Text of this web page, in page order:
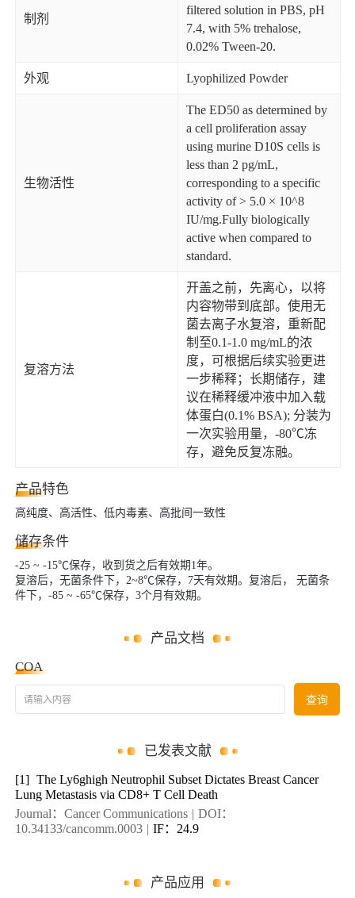
制剂
filtered solution in PBS, pH
7.4, with 5% trehalose,
0.02% Tween-20.
外观 Lyophilized Powder
生物活性
The ED50 as determined by
a cell proliferation assay
using murine D10S cells is
less than 2 pg/mL,
corresponding to a specific
activity of > 5.0 × 10^8
IU/mg.Fully biologically
active when compared to
standard.
复溶方法
开盖之前，先离心，以将
内容物带到底部。使用无
菌去离子水复溶，重新配
制至0.1-1.0 mg/mL的浓
度，可根据后续实验更进
一步稀释；长期储存，建
议在稀释缓冲液中加入载
体蛋白(0.1% BSA); 分装为
一次实验用量，-80℃冻
存，避免反复冻融。
产品特色
高纯度、高活性、低内毒素、高批间一致性
储存条件
-25 ~ -15℃保存，收到货之后有效期1年。
复溶后，无菌条件下，2~8℃保存，7天有效期。复溶后， 无菌条
件下，-85 ~ -65℃保存，3个月有效期。
产品文档
COA
请输入内容 查询
已发表文献
[1] The Ly6ghigh Neutrophil Subset Dictates Breast Cancer
Lung Metastasis via CD8+ T Cell Death
Journal：Cancer Communications | DOI：
10.34133/cancomm.0003 | IF：24.9
产品应用